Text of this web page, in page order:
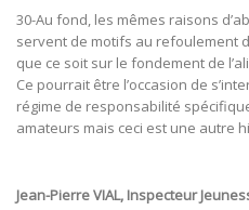
30-Au fond, les mêmes raisons
servent de motifs au refoulement
que ce soit sur le fondement de
Ce pourrait être l’occasion de
régime de responsabilité
amateurs mais ceci est une autre
Jean-Pierre VIAL, Inspecteur